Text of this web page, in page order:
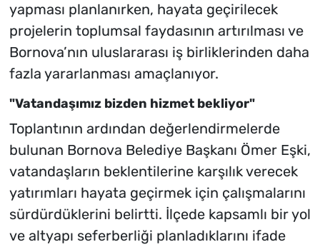
yapması planlanırken, hayata geçirilecek
projelerin toplumsal faydasının artırılması ve
Bornova’nın uluslararası iş birliklerinden daha
fazla yararlanması amaçlanıyor.
"Vatandaşımız bizden hizmet bekliyor"
Toplantının ardından değerlendirmelerde
bulunan Bornova Belediye Başkanı Ömer Eşki,
vatandaşların beklentilerine karşılık verecek
yatırımları hayata geçirmek için çalışmalarını
sürdürdüklerini belirtti. İlçede kapsamlı bir yol
ve altyapı seferberliği planladıklarını ifade